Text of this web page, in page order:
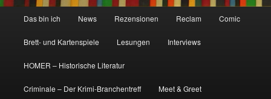
Das bin ich News Rezensionen Reclam Comic
Brett- und Kartenspiele Lesungen Interviews
HOMER – Historische Literatur
Criminale – Der Krimi-Branchentreff Meet & Greet